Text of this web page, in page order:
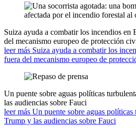
Suiza ayuda a combatir los incendios en
del mecanismo europeo de protección
leer más Suiza ayuda a combatir los
fuera del mecanismo europeo de
Un puente sobre aguas políticas
las audiencias sobre Fauci
leer más Un puente sobre aguas políticas
Trump y las audiencias sobre Fauci